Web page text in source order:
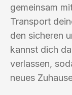
gemeinsam
Transport
den sicheren
kannst dich
verlassen,
neues